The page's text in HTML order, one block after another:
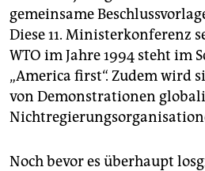
gemeinsame
Diese 11. Ministerkonferenz
WTO im Jahre 1994 steht im
„America first“. Zudem wird
von Demonstrationen
Noch bevor es überhaupt